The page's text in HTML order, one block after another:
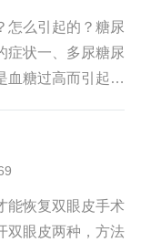
怎么引起的？糖尿
症状一、多尿糖尿
血糖过高而引起的
利尿。二、...
能恢复双眼皮手术
双眼皮两种，方法